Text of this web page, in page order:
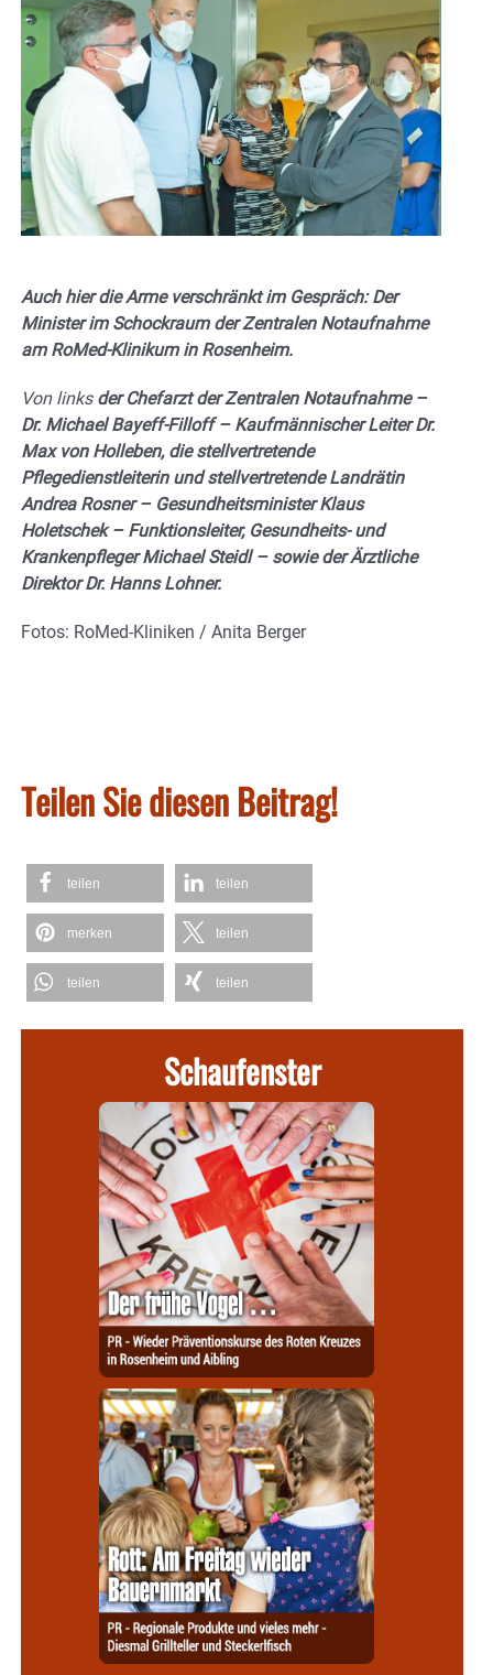
Auch hier die Arme verschränkt im Gespräch: Der
Minister im Schockraum der Zentralen Notaufnahme
am RoMed-Klinikum in Rosenheim.
Von linksder Chefarzt der Zentralen Notaufnahme –
Dr. Michael Bayeff-Filloff – Kaufmännischer Leiter Dr.
Max von Holleben, die stellvertretende
Pflegedienstleiterin und stellvertretende Landrätin
Andrea Rosner – Gesundheitsminister Klaus
Holetschek – Funktionsleiter, Gesundheits- und
Krankenpfleger Michael Steidl – sowie der Ärztliche
Direktor Dr. Hanns Lohner.
Fotos: RoMed-Kliniken / Anita Berger
Teilen Sie diesen Beitrag!
teilen teilen
merken teilen
teilen teilen
Schaufenster